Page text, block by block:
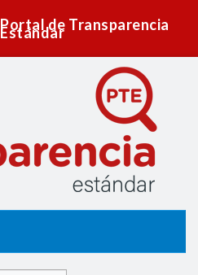
Portal de Transparencia
Estándar